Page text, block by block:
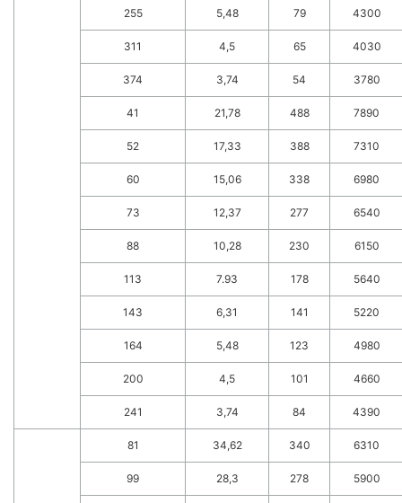
255 5,48 79 4300
311 4,5 65 4030
374 3,74 54 3780
41 21,78 488 7890
52 17,33 388 7310
60 15,06 338 6980
73 12,37 277 6540
88 10,28 230 6150
113 7.93 178 5640
143 6,31 141 5220
164 5,48 123 4980
200 4,5 101 4660
241 3,74 84 4390
81 34,62 340 6310
99 28,3 278 5900